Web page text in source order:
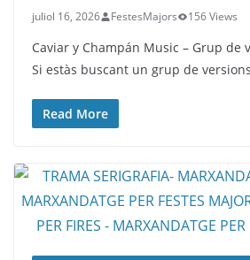
juliol 16, 2026 FestesMajors 156 Views
Caviar y Champán Music – Grup de
Si estàs buscant un grup de
Read More